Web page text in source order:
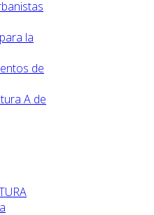
la
de
A de